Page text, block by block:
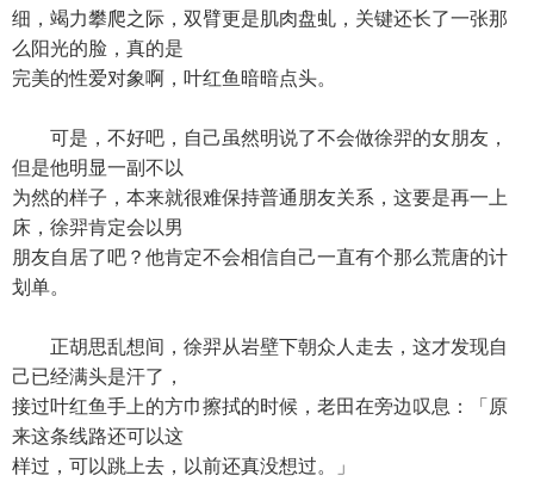
细，竭力攀爬之际，双臂更是肌肉盘虬，关键还长了一张那
么阳光的脸，真的是
完美的性爱对象啊，叶红鱼暗暗点头。
可是，不好吧，自己虽然明说了不会做徐羿的女朋友，
但是他明显一副不以
为然的样子，本来就很难保持普通朋友关系，这要是再一上
床，徐羿肯定会以男
朋友自居了吧？他肯定不会相信自己一直有个那么荒唐的计
划单。
正胡思乱想间，徐羿从岩壁下朝众人走去，这才发现自
己已经满头是汗了，
接过叶红鱼手上的方巾擦拭的时候，老田在旁边叹息：「原
来这条线路还可以这
样过，可以跳上去，以前还真没想过。」